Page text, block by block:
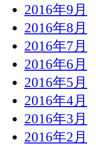
2016年9月
2016年8月
2016年7月
2016年6月
2016年5月
2016年4月
2016年3月
2016年2月